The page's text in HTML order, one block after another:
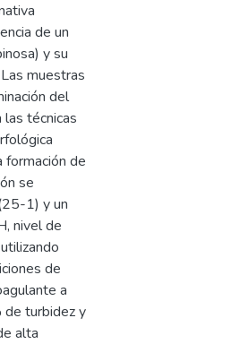
de un
y su
muestras
del
técnicas
formación de
se
1) y un
nivel de
de
a
de turbidez y
alta